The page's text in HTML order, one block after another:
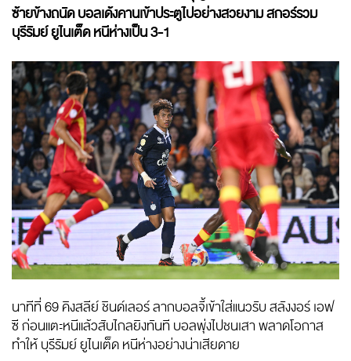
ซ้ายข้างถนัด บอลเด้งคานเข้าประตูไปอย่างสวยงาม สกอร์รวม
บุรีรัมย์ ยูไนเต็ด หนีห่างเป็น 3-1
นาทีที่ 69 คิงสลีย์ ชินด์เลอร์ ลากบอลจี้เข้าใส่แนวรับ สลังงอร์ เอฟ
ซี ก่อนแตะหนีแล้วสับไกลยิงทันที บอลพุ่งไปชนเสา พลาดโอกาส
ทำให้ บุรีรัมย์ ยูไนเต็ด หนีห่างอย่างน่าเสียดาย